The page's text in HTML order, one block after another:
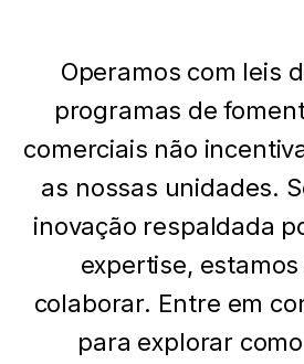
Operamos com leis
programas de
comerciais não
as nossas unidades.
inovação respaldada
expertise,
colaborar. Entre em
para explorar